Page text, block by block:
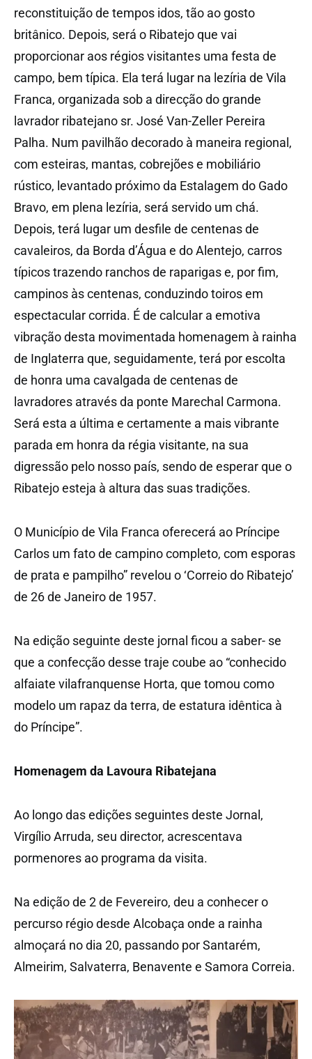
reconstituição de tempos idos, tão ao gosto
britânico. Depois, será o Ribatejo que vai
proporcionar aos régios visitantes uma festa de
campo, bem típica. Ela terá lugar na lezíria de Vila
Franca, organizada sob a direcção do grande
lavrador ribatejano sr. José Van-Zeller Pereira
Palha. Num pavilhão decorado à maneira regional,
com esteiras, mantas, cobrejões e mobiliário
rústico, levantado próximo da Estalagem do Gado
Bravo, em plena lezíria, será servido um chá.
Depois, terá lugar um desfile de centenas de
cavaleiros, da Borda d’Água e do Alentejo, carros
típicos trazendo ranchos de raparigas e, por fim,
campinos às centenas, conduzindo toiros em
espectacular corrida. É de calcular a emotiva
vibração desta movimentada homenagem à rainha
de Inglaterra que, seguidamente, terá por escolta
de honra uma cavalgada de centenas de
lavradores através da ponte Marechal Carmona.
Será esta a última e certamente a mais vibrante
parada em honra da régia visitante, na sua
digressão pelo nosso país, sendo de esperar que o
Ribatejo esteja à altura das suas tradições.
O Município de Vila Franca oferecerá ao Príncipe
Carlos um fato de campino completo, com esporas
de prata e pampilho” revelou o ‘Correio do Ribatejo’
de 26 de Janeiro de 1957.
Na edição seguinte deste jornal ficou a saber- se
que a confecção desse traje coube ao “conhecido
alfaiate vilafranquense Horta, que tomou como
modelo um rapaz da terra, de estatura idêntica à
do Príncipe”.
Homenagem da Lavoura Ribatejana
Ao longo das edições seguintes deste Jornal,
Virgílio Arruda, seu director, acrescentava
pormenores ao programa da visita.
Na edição de 2 de Fevereiro, deu a conhecer o
percurso régio desde Alcobaça onde a rainha
almoçará no dia 20, passando por Santarém,
Almeirim, Salvaterra, Benavente e Samora Correia.